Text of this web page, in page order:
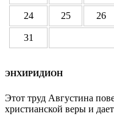
24 25 26
31
ЭНХИРИДИОН
Этот труд Августина
христианской веры и